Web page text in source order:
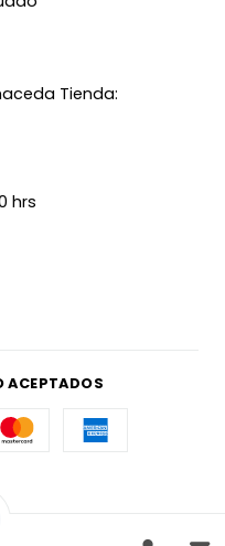
Tienda:
hrs
ACEPTADOS